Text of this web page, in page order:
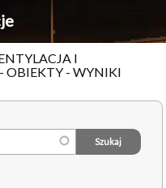
I
OBIEKTY - WYNIKI